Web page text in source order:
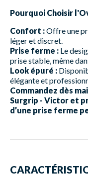
Pourquoi Choisir
Confort :Offre une
léger et discret.
Prise ferme : Le
prise stable, même
Look épuré :
élégante et
Commandez dès
Surgrip - Victor et
d’une prise ferme